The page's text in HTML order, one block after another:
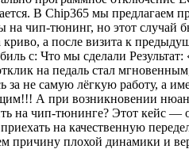
В Chip365 мы предлагаем
чип-тюнинг, но этот
а после визита к
с: Что мы сделали
на педаль стал
не самую лёгкую работу, а
А при возникновении
на чип-тюнинге? Этот кейс
на качественную
плохой динамики и